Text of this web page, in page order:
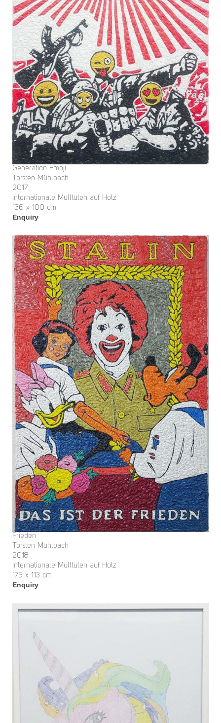
Generation Emoji
Torsten Mühlbach
2017
Internationale Mülltüten auf Holz
136 x 100 cm
Enquiry
Frieden
Torsten Mühlbach
2018
Internationale Mülltüten auf Holz
175 x 113 cm
Enquiry